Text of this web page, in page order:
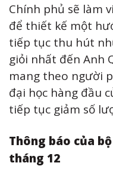
Chính phủ sẽ làm
để thiết kế một
tiếp tục thu hút
giỏi nhất đến Anh
mang theo người
đại học hàng đầu
tiếp tục giảm số
Thông báo của
tháng 12